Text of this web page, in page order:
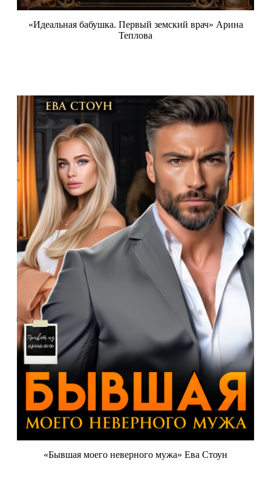
«Идеальная бабушка. Первый земский врач» Арина
Теплова
«Бывшая моего неверного мужа» Ева Стоун